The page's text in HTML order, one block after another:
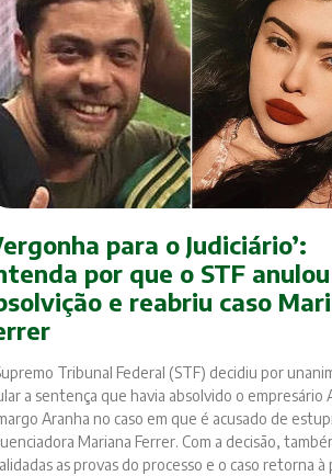
para o Judiciário’:
por que o STF anulou
e reabriu caso Mari
Tribunal Federal (STF) decidiu por
a sentença que havia absolvido o empresário
Aranha no caso em que é acusado de
Mariana Ferrer. Com a decisão,
as provas do processo e o caso retorna à